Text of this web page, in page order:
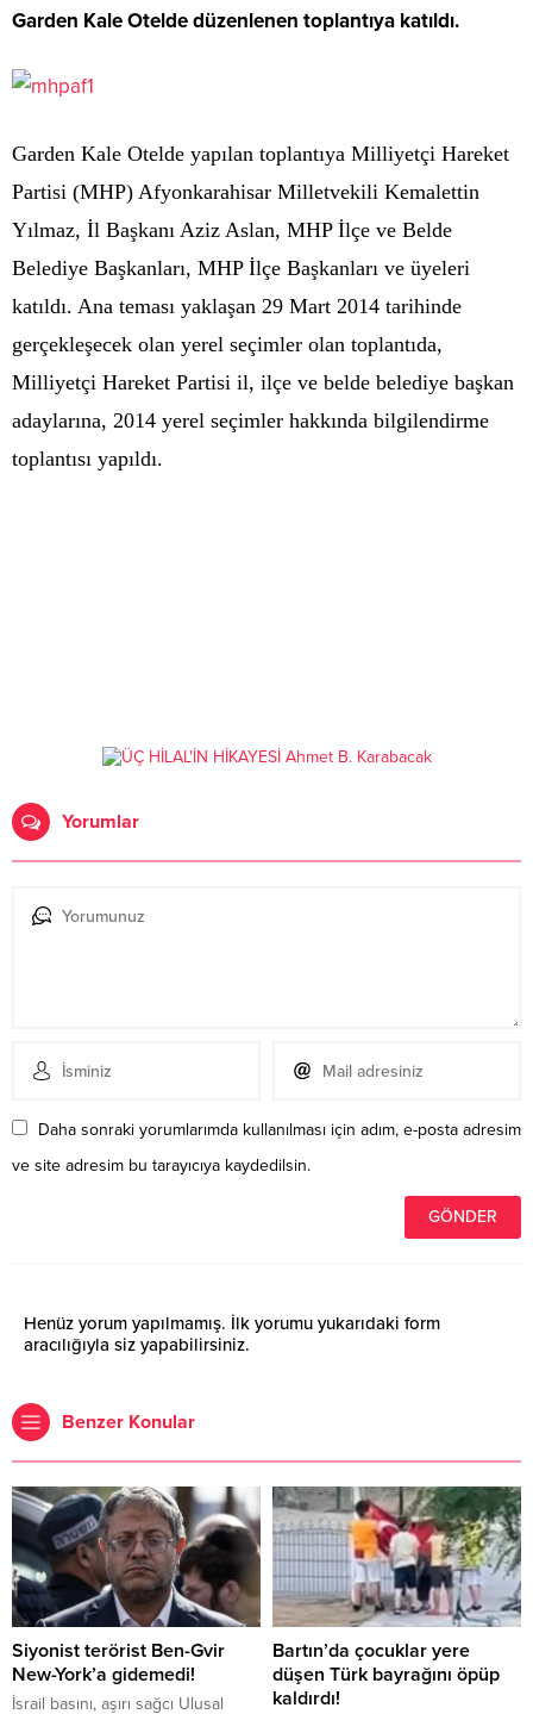
Garden Kale Otelde düzenlenen toplantıya katıldı.
Garden Kale Otelde yapılan toplantıya Milliyetçi Hareket
Partisi (MHP) Afyonkarahisar Milletvekili Kemalettin
Yılmaz, İl Başkanı Aziz Aslan, MHP İlçe ve Belde
Belediye Başkanları, MHP İlçe Başkanları ve üyeleri
katıldı. Ana teması yaklaşan 29 Mart 2014 tarihinde
gerçekleşecek olan yerel seçimler olan toplantıda,
Milliyetçi Hareket Partisi il, ilçe ve belde belediye başkan
adaylarına, 2014 yerel seçimler hakkında bilgilendirme
toplantısı yapıldı.
Yorumlar
Daha sonraki yorumlarımda kullanılması için adım, e-posta adresim
ve site adresim bu tarayıcıya kaydedilsin.
Henüz yorum yapılmamış. İlk yorumu yukarıdaki form
aracılığıyla siz yapabilirsiniz.
Benzer Konular
Siyonist terörist Ben-Gvir
New-York’a gidemedi!
İsrail basını, aşırı sağcı Ulusal
Bartın’da çocuklar yere
düşen Türk bayrağını öpüp
kaldırdı!